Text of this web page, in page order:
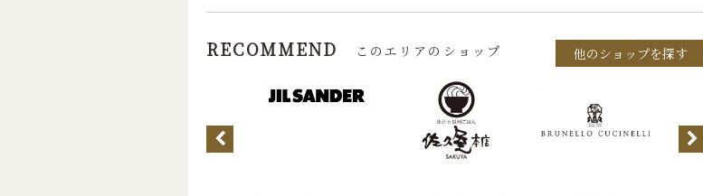
RECOMMEND このエリアのショップ 他のショップを探す